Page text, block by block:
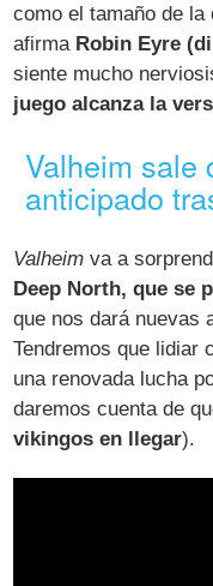
como el tamaño de la
afirma Robin Eyre
siente mucho
juego alcanza la
Valheim sale
anticipado
Valheim va a
Deep North, que se
que nos dará nuevas
Tendremos que lidiar
una renovada lucha
daremos cuenta de
vikingos en llegar).